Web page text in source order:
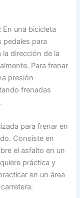
En una bicicleta
pedales para
la dirección de la
Para frenar
presión
frenadas
para frenar en
Consiste en
el asfalto en un
práctica y
en un área